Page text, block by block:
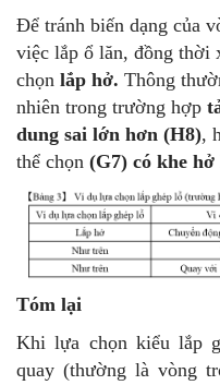
Để tránh biến dạng của
việc lắp ổ lăn, đồng thời
chọn lắp hở. Thông
nhiên trong trường hợp
dung sai lớn hơn (H8),
thể chọn (G7) có khe
Tóm lại
Khi lựa chọn kiểu lắp
quay (thường là vòng